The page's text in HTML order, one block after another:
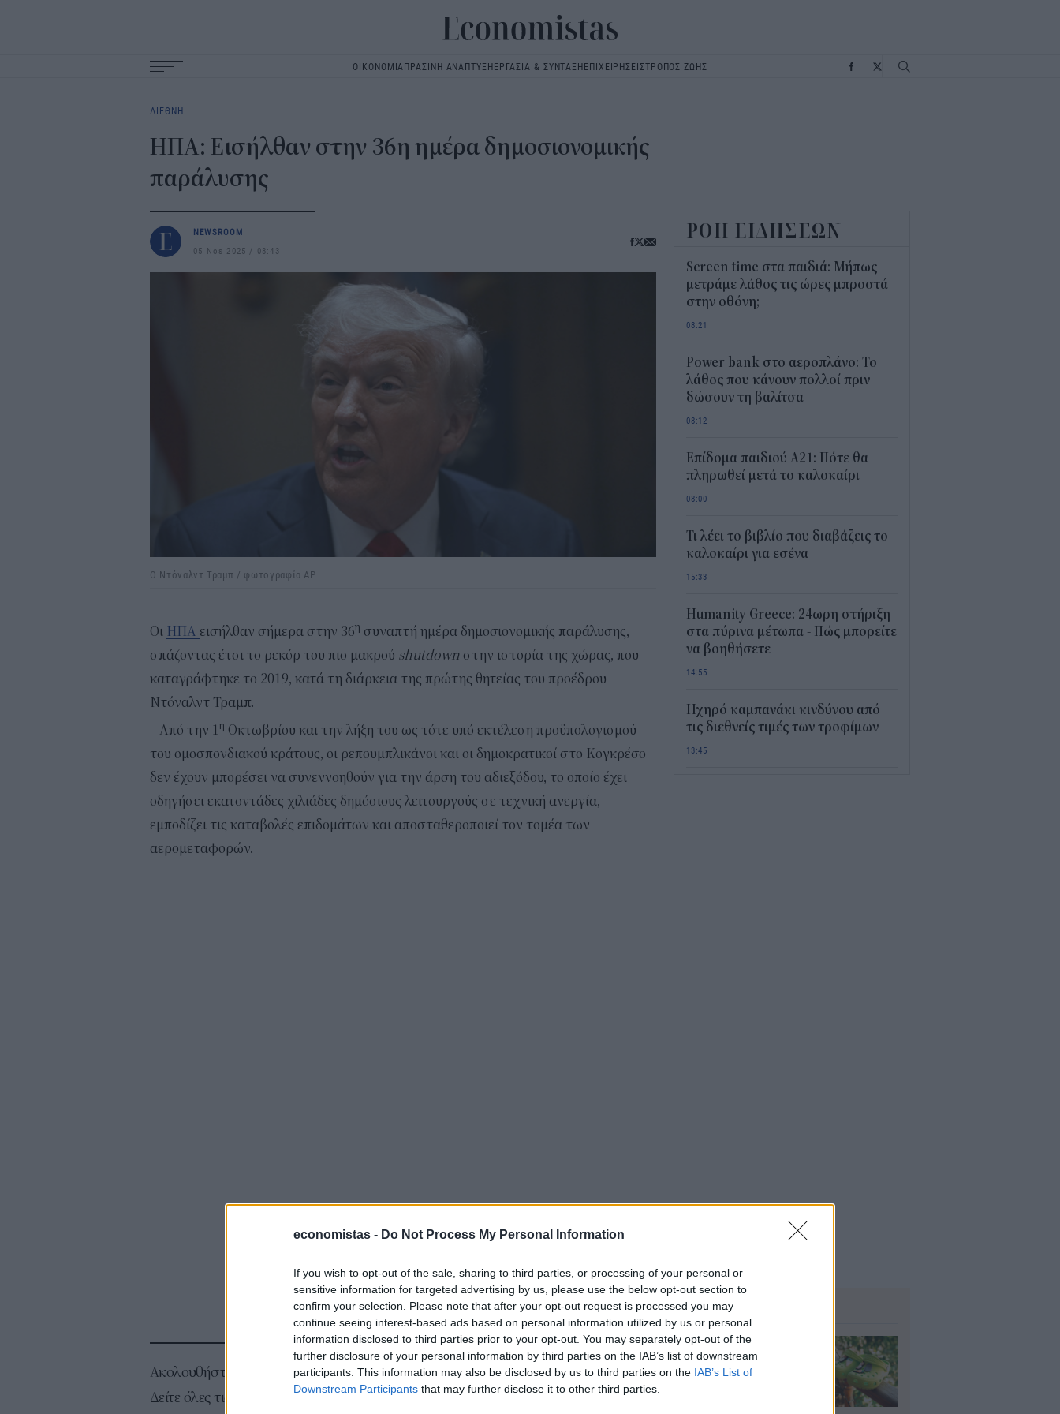
economistas - Do Not Process My Personal Information
If you wish to opt-out of the sale, sharing to third parties, or processing of your personal or
sensitive information for targeted advertising by us, please use the below opt-out section to
confirm your selection. Please note that after your opt-out request is processed you may
continue seeing interest-based ads based on personal information utilized by us or personal
information disclosed to third parties prior to your opt-out. You may separately opt-out of the
further disclosure of your personal information by third parties on the IAB’s list of downstream
participants. This information may also be disclosed by us to third parties on the IAB’s List of
Downstream Participants that may further disclose it to other third parties.
ΟΙΚΟΝΟΜΙΑΠΡΑΣΙΝΗ ΑΝΑΠΤΥΞΗΕΡΓΑΣΙΑ & ΣΥΝΤΑΞΗΕΠΙΧΕΙΡΗΣΕΙΣΤΡΟΠΟΣ ΖΩΗΣ
navigation
ΔΙΕΘΝΗ
ΗΠΑ: Εισήλθαν στην 36η ημέρα δημοσιονομικής
παράλυσης
NEWSROOM
05 Νοε 2025
08:43
Ο Ντόναλντ Τραμπ / φωτογραφία AP
Οι ΗΠΑ εισήλθαν σήμερα στην 36η συναπτή ημέρα δημοσιονομικής παράλυσης,
σπάζοντας έτσι το ρεκόρ του πιο μακρού shutdown στην ιστορία της χώρας, που
καταγράφτηκε το 2019, κατά τη διάρκεια της πρώτης θητείας του προέδρου
Ντόναλντ Τραμπ.
Από την 1η Οκτωβρίου και την λήξη του ως τότε υπό εκτέλεση προϋπολογισμού
του ομοσπονδιακού κράτους, οι ρεπουμπλικάνοι και οι δημοκρατικοί στο Κογκρέσο
δεν έχουν μπορέσει να συνεννοηθούν για την άρση του αδιεξόδου, το οποίο έχει
οδηγήσει εκατοντάδες χιλιάδες δημόσιους λειτουργούς σε τεχνική ανεργία,
εμποδίζει τις καταβολές επιδομάτων και αποσταθεροποιεί τον τομέα των
αερομεταφορών.
Ακολουθήστε το στοGoogle Newsκαι μάθετε πρώτοι όλες τις ειδήσεις
Δείτε όλες τις τελευταίεςΕιδήσειςαπό την Ελλάδα και τον Κόσμο, στο
ΡΟΗ ΕΙΔΗΣΕΩΝ
Screen time στα παιδιά: Μήπως
μετράμε λάθος τις ώρες μπροστά
στην οθόνη;
08:21
Power bank στο αεροπλάνο: Το
λάθος που κάνουν πολλοί πριν
δώσουν τη βαλίτσα
08:12
Επίδομα παιδιού Α21: Πότε θα
πληρωθεί μετά το καλοκαίρι
08:00
Τι λέει το βιβλίο που διαβάζεις το
καλοκαίρι για εσένα
15:33
Humanity Greece: 24ωρη στήριξη
στα πύρινα μέτωπα - Πώς μπορείτε
να βοηθήσετε
14:55
Ηχηρό καμπανάκι κινδύνου από
τις διεθνείς τιμές των τροφίμων
13:45
ΔΗΜΟΦΙΛΗ
Γιατί δεν πρέπει να
φοράτε crocs χωρίς
κάλτσα